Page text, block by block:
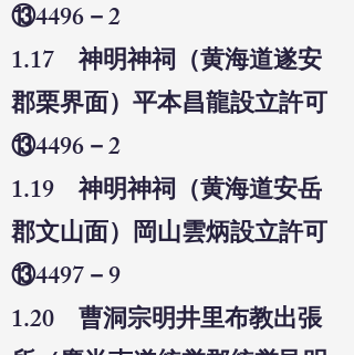
⑬4496－2
1.17 神明神祠（黄海道遂安
郡栗界面）平本昌龍設立許可
⑬4496－2
1.19 神明神祠（黄海道安岳
郡文山面）岡山雲炳設立許可
⑬4497－9
1.20 曹洞宗明井里布教出張